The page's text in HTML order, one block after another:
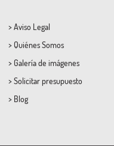
> Aviso Legal
> Quiénes Somos
> Galería de imágenes
> Solicitar presupuesto
> Blog